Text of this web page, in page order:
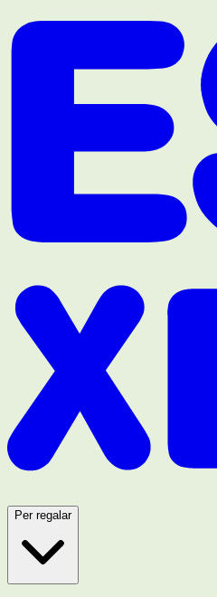
Per regalar